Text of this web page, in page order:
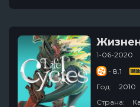
1-06-2020
- 8.1
Год:
2010
Страна: